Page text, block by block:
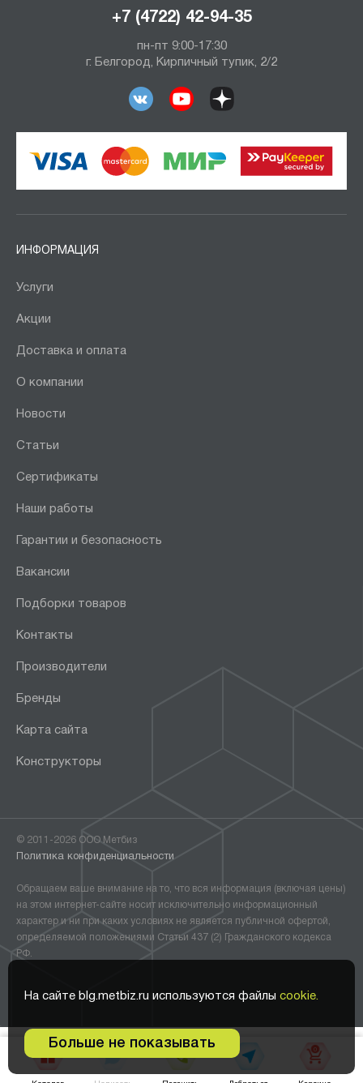
0
На сайте blg.metbiz.ru используются файлы cookie.
Больше не показывать
+7 (4722) 42-94-35
пн-пт 9:00-17:30
г. Белгород, Кирпичный тупик, 2/2
ИНФОРМАЦИЯ
Услуги
Акции
Доставка и оплата
О компании
Новости
Статьи
Сертификаты
Наши работы
Гарантии и безопасность
Вакансии
Подборки товаров
Контакты
Производители
Бренды
Карта сайта
Конструкторы
© 2011-2026 ООО Метбиз
Политика конфиденциальности
Обращаем ваше внимание на то, что вся информация (включая цены)
на этом интернет-сайте носит исключительно информационный
характер и ни при каких условиях не является публичной офертой,
определяемой положениями Статьи 437 (2) Гражданского кодекса
РФ.